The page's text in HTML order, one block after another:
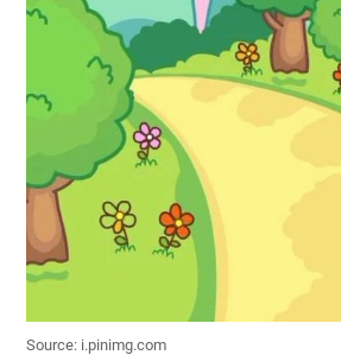
Source: i.pinimg.com